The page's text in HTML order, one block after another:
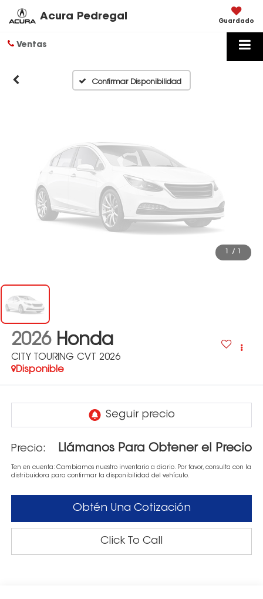
Acura Pedregal Guardado
Ventas
Confirmar Disponibilidad
Disponibles
Por favor, revise luego
/
2026 Honda
CITY TOURING CVT 2026
Disponible
Precio: Llámanos Para Obtener el Precio
Ten en cuenta: Cambiamos nuestro inventario a diario. Por favor, consulta con la
distribuidora para confirmar la disponibilidad del vehículo.
Obtén Una Cotización
Click To Call